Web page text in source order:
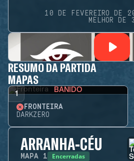
10 DE FEVEREIRO DE
MELHOR DE 3
RESUMO DA PARTIDA
MAPAS
1 BANIDO
FRONTEIRA
DARKZERO
ARRANHA-CÉU
MAPA 1 Encerradas